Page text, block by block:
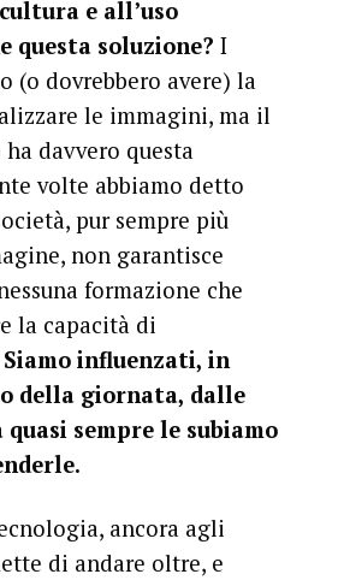
e all’uso
questa soluzione? I
(o dovrebbero avere) la
le immagini, ma il
davvero questa
volte abbiamo detto
pur sempre più
non garantisce
formazione che
la capacità di
Siamo influenzati, in
della giornata, dalle
sempre le subiamo
ancora agli
di andare oltre, e